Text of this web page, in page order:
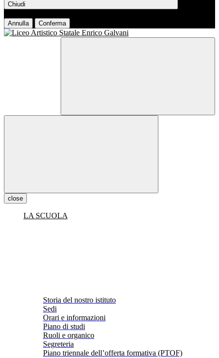
Chiudi
Annulla Conferma
close
LA SCUOLA
Storia del nostro istituto
Sedi
Orari e informazioni
Piano di studi
Ruoli e organico
Segreteria
Piano triennale dell’offerta formativa (PTOF)